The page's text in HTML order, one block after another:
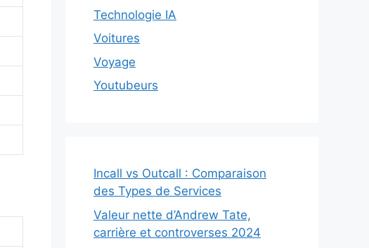
Technologie IA
Voitures
Voyage
Youtubeurs
Incall vs Outcall : Comparaison
des Types de Services
Valeur nette d’Andrew Tate,
carrière et controverses 2024